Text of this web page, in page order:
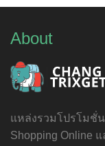
About
แหล่งรวมโปรโมชั่
Shopping Online